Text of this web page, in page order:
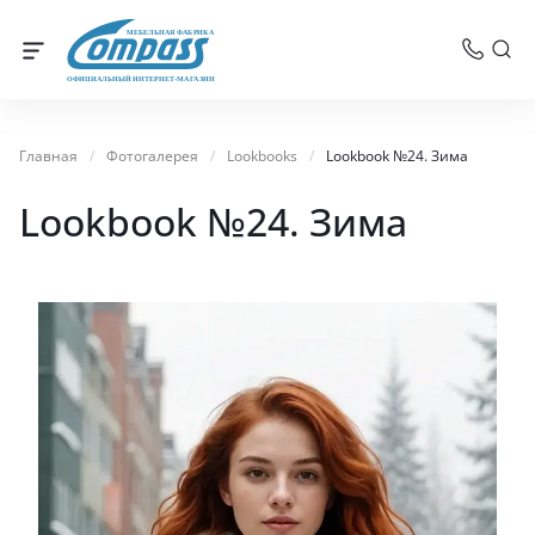
МЕБЕЛЬНАЯ ФАБРИКА
ОФИЦИАЛЬНЫЙ ИНТЕРНЕТ-МАГАЗИН
Главная / Фотогалерея / Lookbooks / Lookbook №24. Зима
Lookbook №24. Зима